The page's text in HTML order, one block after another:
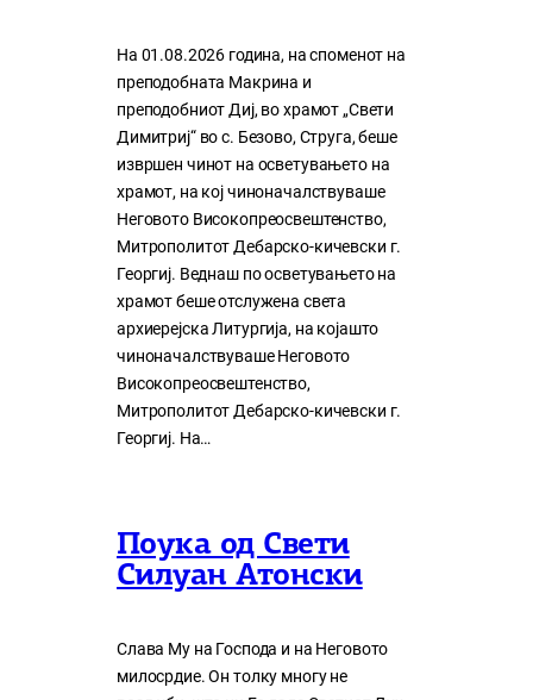
На 01.08.2026 година, на споменот на
преподобната Макрина и
преподобниот Диј, во храмот „Свети
Димитриј“ во с. Безово, Струга, беше
извршен чинот на осветувањето на
храмот, на кој чиноначалствуваше
Неговото Високопреосвештенство,
Митрополитот Дебарско-кичевски г.
Георгиј. Веднаш по осветувањето на
храмот беше отслужена света
архиерејска Литургија, на којашто
чиноначалствуваше Неговото
Високопреосвештенство,
Митрополитот Дебарско-кичевски г.
Георгиј. На…
Поука од Свети
Силуан Атонски
Слава Му на Господа и на Неговото
милосрдие. Он толку многу нe